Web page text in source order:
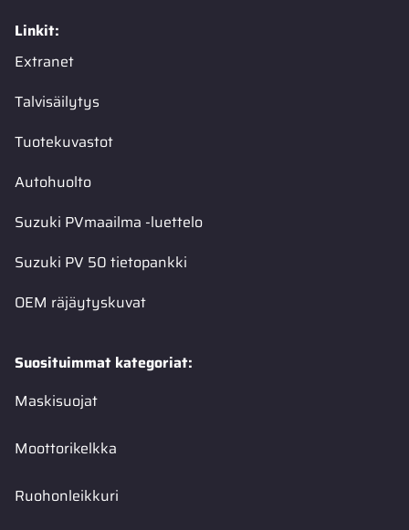
Linkit:
Extranet
Talvisäilytys
Tuotekuvastot
Autohuolto
Suzuki PVmaailma -luettelo
Suzuki PV 50 tietopankki
OEM räjäytyskuvat
Suosituimmat kategoriat:
Maskisuojat
Moottorikelkka
Ruohonleikkuri